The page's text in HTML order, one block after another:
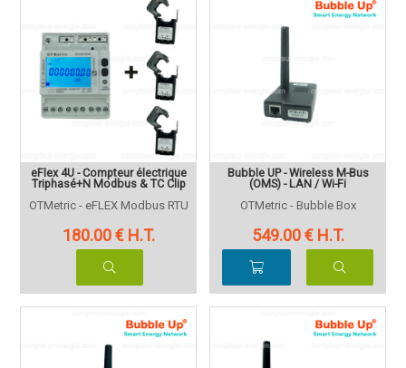
eFlex 4U - Compteur électrique
Triphasé+N Modbus & TC Clip
OTMetric - eFLEX Modbus RTU
180.00 € H.T.
Bubble UP - Wireless M-Bus
(OMS) - LAN / Wi-Fi
OTMetric - Bubble Box
549.00 € H.T.